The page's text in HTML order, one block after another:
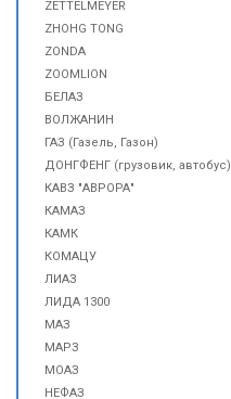
ZETTELMEYER
ZHOHG TONG
ZONDA
ZOOMLION
БЕЛАЗ
ВОЛЖАНИН
ГАЗ (Газель, Газон)
ДОНГФЕНГ (грузовик, автобус)
КАВЗ "АВРОРА"
КАМАЗ
КАМК
КОМАЦУ
ЛИАЗ
ЛИДА 1300
МАЗ
МАРЗ
МОАЗ
НЕФАЗ